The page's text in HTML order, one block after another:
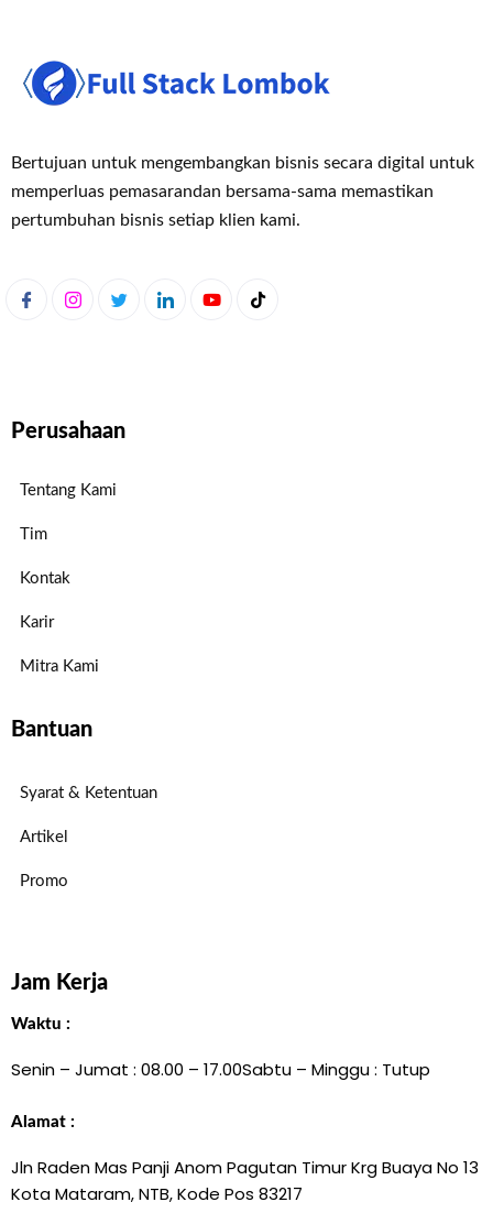
Bertujuan untuk mengembangkan bisnis secara digital untuk
memperluas pemasarandan bersama-sama memastikan
pertumbuhan bisnis setiap klien kami.
Perusahaan
Tentang Kami
Tim
Kontak
Karir
Mitra Kami
Bantuan
Syarat & Ketentuan
Artikel
Promo
Jam Kerja
Waktu :
Senin – Jumat : 08.00 – 17.00Sabtu – Minggu : Tutup
Alamat :
Jln Raden Mas Panji Anom Pagutan Timur Krg Buaya No 13
Kota Mataram, NTB, Kode Pos 83217